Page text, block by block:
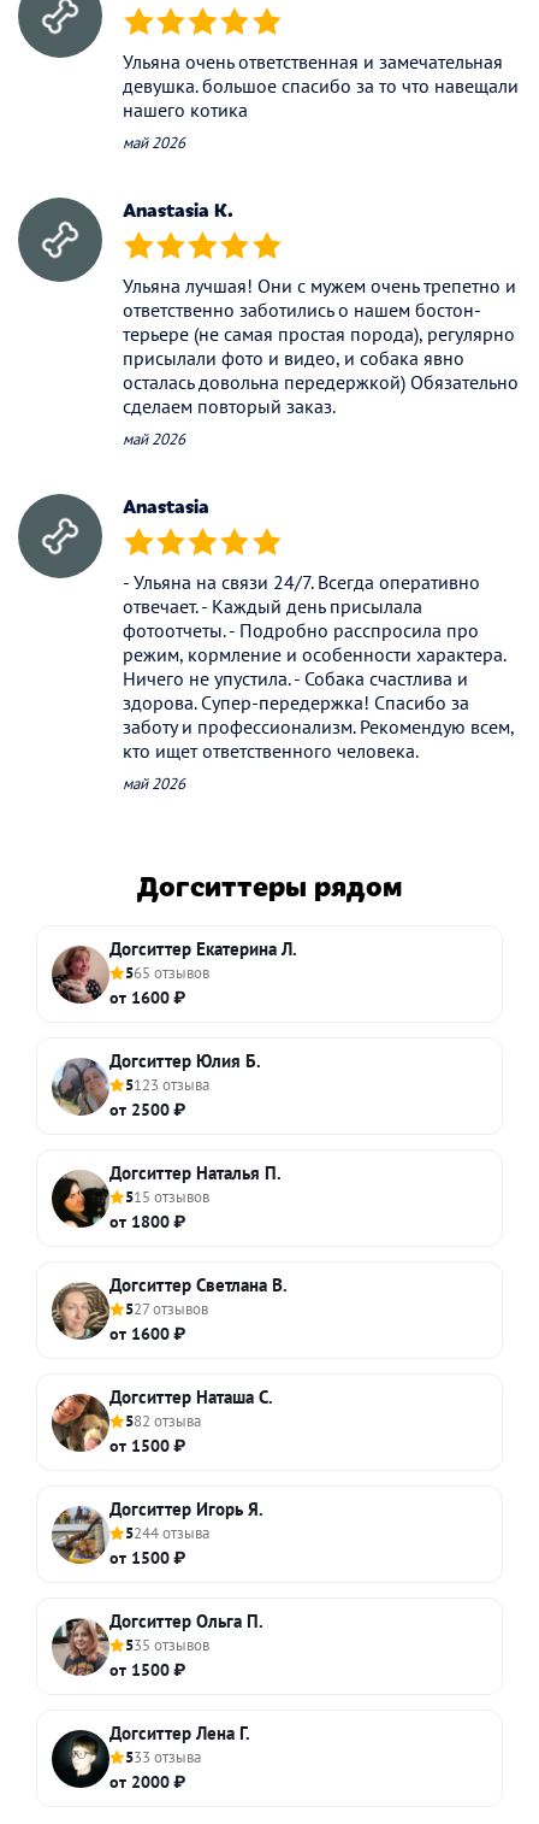
(*) (*) (*) (*) (*)
Ульяна очень ответственная и замечательная
девушка. большое спасибо за то что навещали
нашего котика
май 2026
Anastasia К.
(*) (*) (*) (*) (*)
Ульяна лучшая! Они с мужем очень трепетно и
ответственно заботились о нашем бостон-
терьере (не самая простая порода), регулярно
присылали фото и видео, и собака явно
осталась довольна передержкой) Обязательно
сделаем повторый заказ.
май 2026
Anastasia
(*) (*) (*) (*) (*)
- Ульяна на связи 24/7. Всегда оперативно
отвечает. - Каждый день присылала
фотоотчеты. - Подробно расспросила про
режим, кормление и особенности характера.
Ничего не упустила. - Собака счастлива и
здорова. Супер-передержка! Спасибо за
заботу и профессионализм. Рекомендую всем,
кто ищет ответственного человека.
май 2026
Догситтеры рядом
Догситтер Екатерина Л.
565 отзывов
от 1600 ₽
Догситтер Юлия Б.
5123 отзыва
от 2500 ₽
Догситтер Наталья П.
515 отзывов
от 1800 ₽
Догситтер Светлана В.
527 отзывов
от 1600 ₽
Догситтер Наташа С.
582 отзыва
от 1500 ₽
Догситтер Игорь Я.
5244 отзыва
от 1500 ₽
Догситтер Ольга П.
535 отзывов
от 1500 ₽
Догситтер Лена Г.
533 отзыва
от 2000 ₽